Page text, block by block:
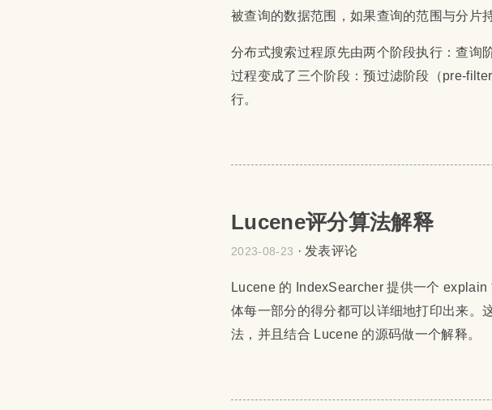
被查询的数据范围，如果查询的范围与分片
分布式搜索过程原先由两个阶段执行：查询
过程变成了三个阶段：预过滤阶段（pre-
行。
Lucene评分算法解释
2023-08-23 · 发表评论
Lucene 的 IndexSearcher 提供一个
体每一部分的得分都可以详细地打印出来。
法，并且结合 Lucene 的源码做一个解释。